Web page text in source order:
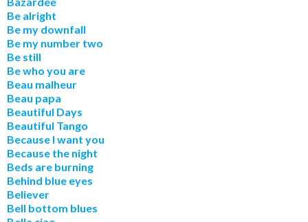
Be alright
Be my downfall
Be my number two
Be still
Be who you are
Beau malheur
Beau papa
Beautiful Days
Beautiful Tango
Because I want you
Because the night
Beds are burning
Behind blue eyes
Believer
Bell bottom blues